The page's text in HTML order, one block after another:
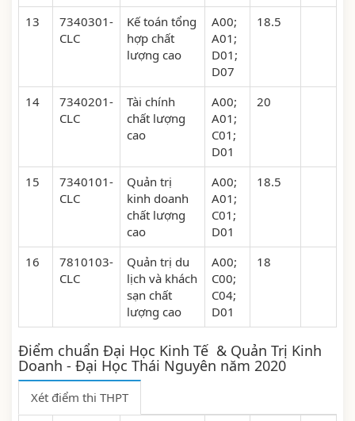
13
7340301-
CLC
Kế toán tổng
hợp chất
lượng cao
A00;
A01;
D01;
D07
18.5
14
7340201-
CLC
Tài chính
chất lượng
cao
A00;
A01;
C01;
D01
20
15
7340101-
CLC
Quản trị
kinh doanh
chất lượng
cao
A00;
A01;
C01;
D01
18.5
16
7810103-
CLC
Quản trị du
lịch và khách
sạn chất
lượng cao
A00;
C00;
C04;
D01
18
Điểm chuẩn Đại Học Kinh Tế & Quản Trị Kinh
Doanh - Đại Học Thái Nguyên năm 2020
Xét điểm thi THPT